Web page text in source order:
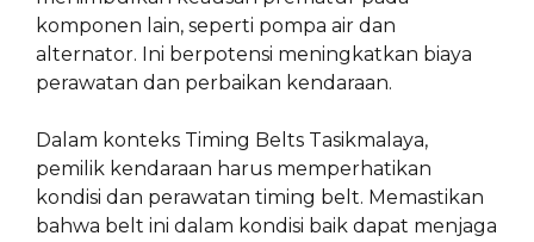
komponen lain, seperti pompa air dan
alternator. Ini berpotensi meningkatkan biaya
perawatan dan perbaikan kendaraan.
Dalam konteks Timing Belts Tasikmalaya,
pemilik kendaraan harus memperhatikan
kondisi dan perawatan timing belt. Memastikan
bahwa belt ini dalam kondisi baik dapat menjaga